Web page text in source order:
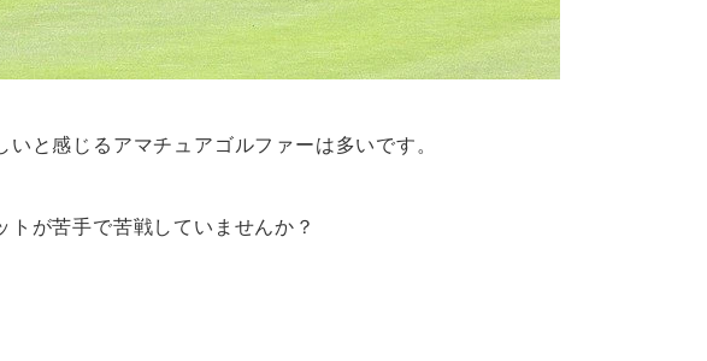
と感じるアマチュアゴルファーは多いです。
トが苦手で苦戦していませんか？